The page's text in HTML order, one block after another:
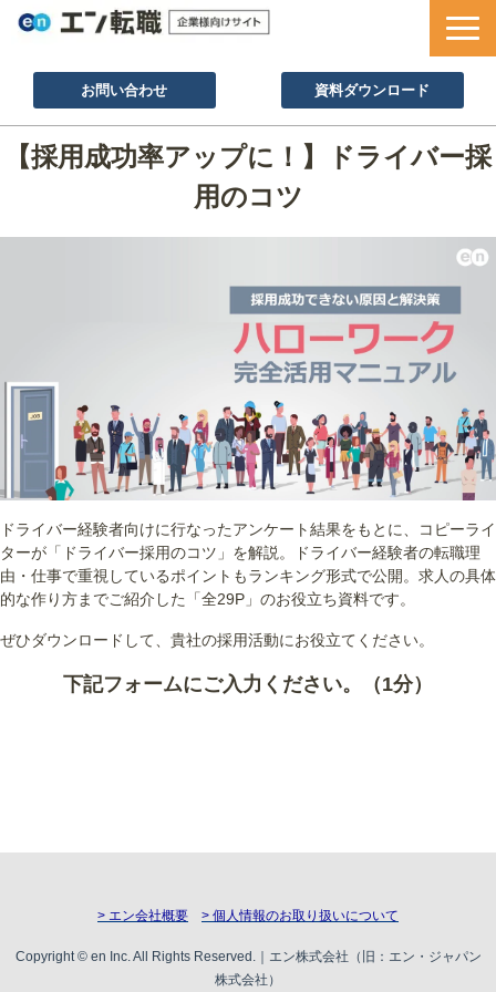
お問い合わせ 資料ダウンロード
サービス一覧
採用ノウハウ
お役立ち資料
【採用成功率アップに！】ドライバー採
用のコツ
ドライバー経験者向けに行なったアンケート結果をもとに、コピーライ
ターが「ドライバー採用のコツ」を解説。ドライバー経験者の転職理
由・仕事で重視しているポイントもランキング形式で公開。求人の具体
的な作り方までご紹介した「全29P」のお役立ち資料です。
ぜひダウンロードして、貴社の採用活動にお役立てください。
下記フォームにご入力ください。（1分）
> エン会社概要 > 個人情報のお取り扱いについて
Copyright © en Inc. All Rights Reserved.｜エン株式会社（旧：エン・ジャパン
株式会社）